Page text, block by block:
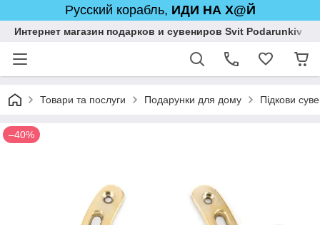
Русский корабль, ИДИ НА Х@Й
Интернет магазин подарков и сувениров Svit Podarunkiv
Товари та послуги Подарунки для дому Підкови
–40%